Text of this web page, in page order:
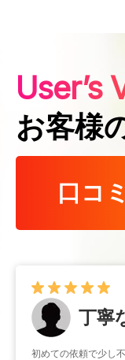
User’s
お客様
口コ
丁寧
初めての依頼で少し
早く
暑くなる前に取り付